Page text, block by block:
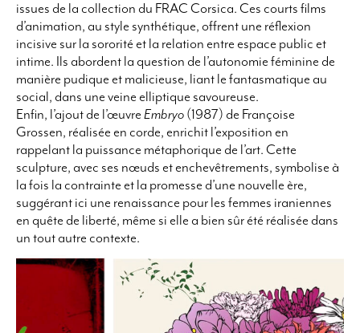
issues de la collection du FRAC Corsica. Ces courts films
d’animation, au style synthétique, offrent une réflexion
incisive sur la sororité et la relation entre espace public et
intime. Ils abordent la question de l’autonomie féminine de
manière pudique et malicieuse, liant le fantasmatique au
social, dans une veine elliptique savoureuse.
Enfin, l’ajout de l’œuvre Embryo (1987) de Françoise
Grossen, réalisée en corde, enrichit l’exposition en
rappelant la puissance métaphorique de l’art. Cette
sculpture, avec ses nœuds et enchevêtrements, symbolise à
la fois la contrainte et la promesse d’une nouvelle ère,
suggérant ici une renaissance pour les femmes iraniennes
en quête de liberté, même si elle a bien sûr été réalisée dans
un tout autre contexte.